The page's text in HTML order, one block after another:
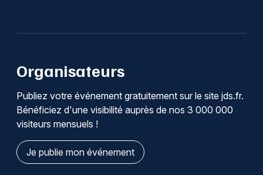
Organisateurs
Publiez votre événement gratuitement sur le site jds.fr.
Bénéficiez d'une visibilité auprès de nos 3 000 000
visiteurs mensuels !
Je publie mon événement